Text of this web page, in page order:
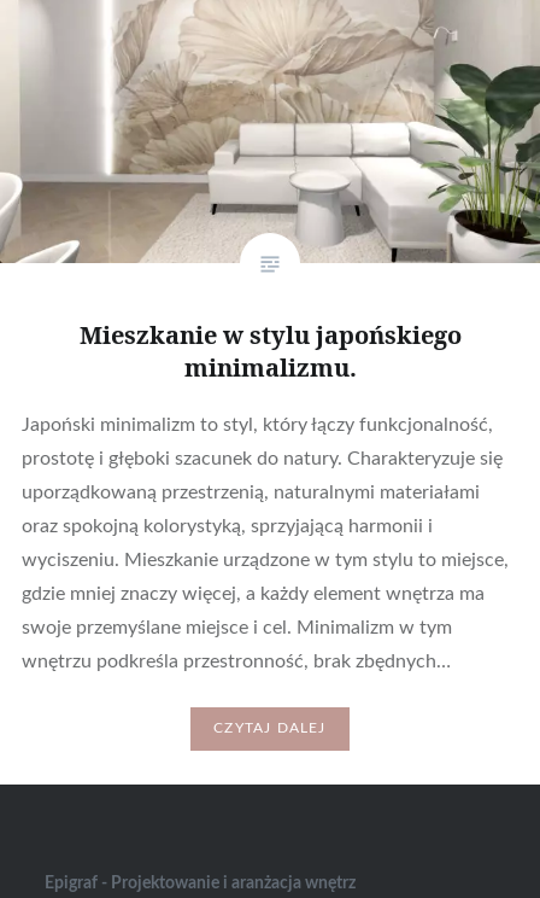
Mieszkanie w stylu japońskiego
minimalizmu.
Japoński minimalizm to styl, który łączy funkcjonalność,
prostotę i głęboki szacunek do natury. Charakteryzuje się
uporządkowaną przestrzenią, naturalnymi materiałami
oraz spokojną kolorystyką, sprzyjającą harmonii i
wyciszeniu. Mieszkanie urządzone w tym stylu to miejsce,
gdzie mniej znaczy więcej, a każdy element wnętrza ma
swoje przemyślane miejsce i cel. Minimalizm w tym
wnętrzu podkreśla przestronność, brak zbędnych…
CZYTAJ DALEJ
Epigraf - Projektowanie i aranżacja wnętrz